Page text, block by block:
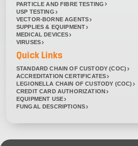
PARTICLE AND FIBRE TESTING
USP TESTING
VECTOR-BORNE AGENTS
SUPPLIES & EQUIPMENT
MEDICAL DEVICES
VIRUSES
Quick Links
STANDARD CHAIN OF CUSTODY (COC)
ACCREDITATION CERTIFICATES
LEGIONELLA CHAIN OF CUSTODY (COC)
CREDIT CARD AUTHORIZATION
EQUIPMENT USE
FUNGAL DESCRIPTIONS